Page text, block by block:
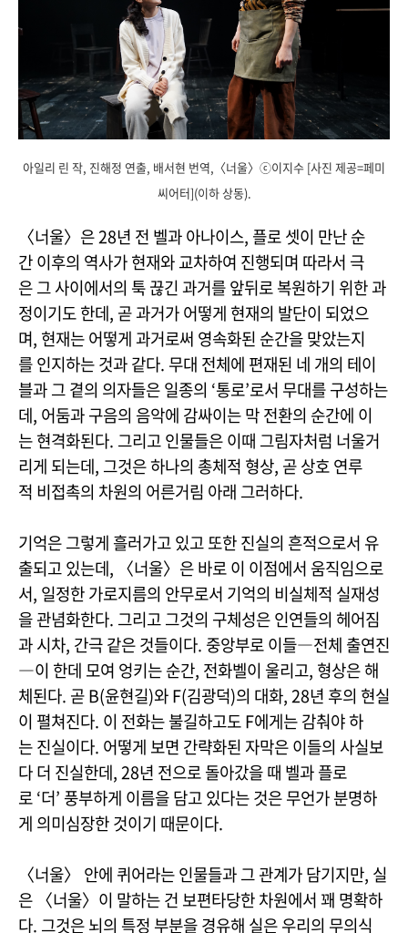
아일리 린 작, 진해정 연출, 배서현 번역,〈너울〉ⓒ이지수 [사진 제공=페미
씨어터](이하 상동).
〈너울〉은 28년 전 벨과 아나이스, 플로 셋이 만난 순
간 이후의 역사가 현재와 교차하여 진행되며 따라서 극
은 그 사이에서의 툭 끊긴 과거를 앞뒤로 복원하기 위한 과
정이기도 한데, 곧 과거가 어떻게 현재의 발단이 되었으
며, 현재는 어떻게 과거로써 영속화된 순간을 맞았는지
를 인지하는 것과 같다. 무대 전체에 편재된 네 개의 테이
블과 그 곁의 의자들은 일종의 ‘통로’로서 무대를 구성하는
데, 어둠과 구음의 음악에 감싸이는 막 전환의 순간에 이
는 현격화된다. 그리고 인물들은 이때 그림자처럼 너울거
리게 되는데, 그것은 하나의 총체적 형상, 곧 상호 연루
적 비접촉의 차원의 어른거림 아래 그러하다.
기억은 그렇게 흘러가고 있고 또한 진실의 흔적으로서 유
출되고 있는데, 〈너울〉은 바로 이 이점에서 움직임으로
서, 일정한 가로지름의 안무로서 기억의 비실체적 실재성
을 관념화한다. 그리고 그것의 구체성은 인연들의 헤어짐
과 시차, 간극 같은 것들이다. 중앙부로 이들―전체 출연진
―이 한데 모여 엉키는 순간, 전화벨이 울리고, 형상은 해
체된다. 곧 B(윤현길)와 F(김광덕)의 대화, 28년 후의 현실
이 펼쳐진다. 이 전화는 불길하고도 F에게는 감춰야 하
는 진실이다. 어떻게 보면 간략화된 자막은 이들의 사실보
다 더 진실한데, 28년 전으로 돌아갔을 때 벨과 플로
로 ‘더’ 풍부하게 이름을 담고 있다는 것은 무언가 분명하
게 의미심장한 것이기 때문이다.
〈너울〉 안에 퀴어라는 인물들과 그 관계가 담기지만, 실
은 〈너울〉이 말하는 건 보편타당한 차원에서 꽤 명확하
다. 그것은 뇌의 특정 부분을 경유해 실은 우리의 무의식